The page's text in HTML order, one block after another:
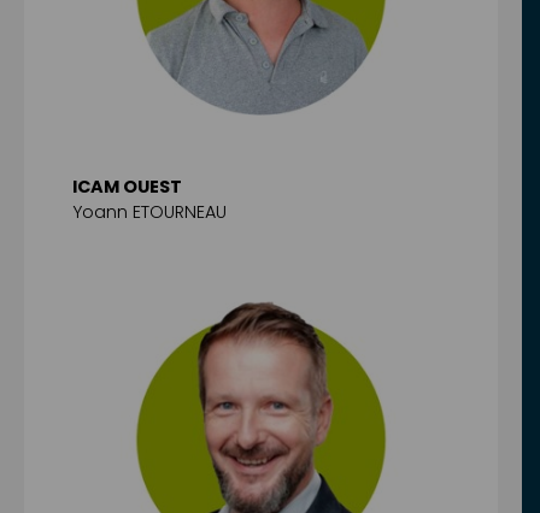
ICAM OUEST
Yoann ETOURNEAU